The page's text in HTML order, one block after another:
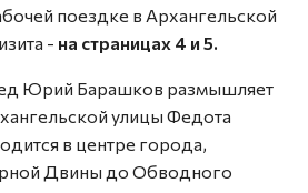
поездке в Архангельской
- на страницах 4 и 5.
Юрий Барашков размышляет
улицы Федота
в центре города,
Двины до Обводного